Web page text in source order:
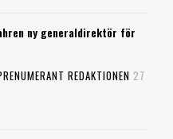
ny generaldirektör för
REDAKTIONEN 27